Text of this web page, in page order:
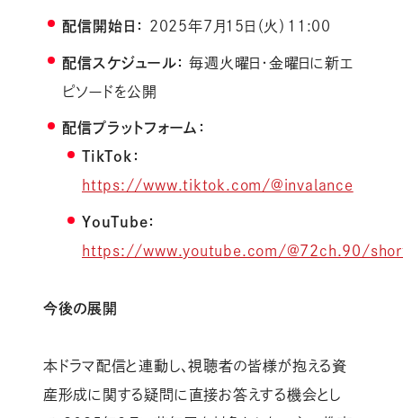
配信開始日： 2025年7月15日（火）11:00
配信スケジュール： 毎週火曜日・金曜日に新エ
ピソードを公開
配信プラットフォーム：
TikTok：
https://www.tiktok.com/@invalance
YouTube：
https://www.youtube.com/@72ch.90/
今後の展開
本ドラマ配信と連動し、視聴者の皆様が抱える資
産形成に関する疑問に直接お答えする機会とし